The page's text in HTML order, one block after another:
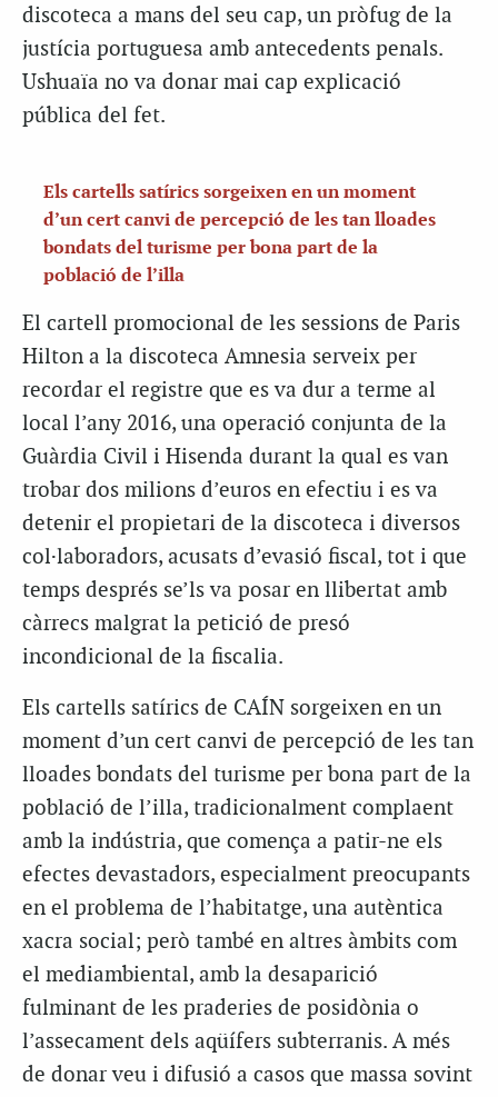
discoteca a mans del seu cap, un pròfug de la
justícia portuguesa amb antecedents penals.
Ushuaïa no va donar mai cap explicació
pública del fet.
Els cartells satírics sorgeixen en un moment
d’un cert canvi de percepció de les tan lloades
bondats del turisme per bona part de la
població de l’illa
El cartell promocional de les sessions de Paris
Hilton a la discoteca Amnesia serveix per
recordar el registre que es va dur a terme al
local l’any 2016, una operació conjunta de la
Guàrdia Civil i Hisenda durant la qual es van
trobar dos milions d’euros en efectiu i es va
detenir el propietari de la discoteca i diversos
col·laboradors, acusats d’evasió fiscal, tot i que
temps després se’ls va posar en llibertat amb
càrrecs malgrat la petició de presó
incondicional de la fiscalia.
Els cartells satírics de CAÍN sorgeixen en un
moment d’un cert canvi de percepció de les tan
lloades bondats del turisme per bona part de la
població de l’illa, tradicionalment complaent
amb la indústria, que comença a patir-ne els
efectes devastadors, especialment preocupants
en el problema de l’habitatge, una autèntica
xacra social; però també en altres àmbits com
el mediambiental, amb la desaparició
fulminant de les praderies de posidònia o
l’assecament dels aqüífers subterranis. A més
de donar veu i difusió a casos que massa sovint